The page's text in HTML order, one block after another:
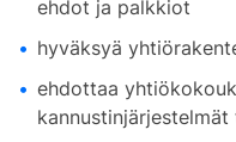
ehdot ja palkkiot
hyväksyä
ehdottaa